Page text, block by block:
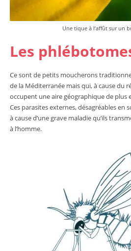
Une tique à l’affût sur un
Les
Ce sont de petits moucherons
de la Méditerranée mais qui, à cause du
occupent une aire géographique de plus
Ces parasites externes, désagréables en
à cause d’une grave maladie qu’ils
à l’homme.